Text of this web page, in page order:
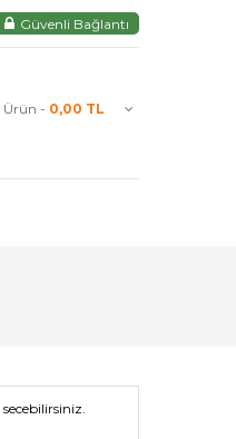
Güvenli Bağlantı
Ürün - 0,00 TL
secebilirsiniz.